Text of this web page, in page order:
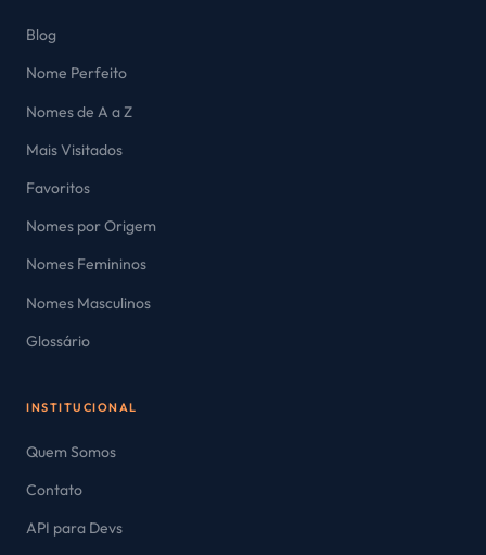
Blog
Nome Perfeito
Nomes de A a Z
Mais Visitados
Favoritos
Nomes por Origem
Nomes Femininos
Nomes Masculinos
Glossário
INSTITUCIONAL
Quem Somos
Contato
API para Devs